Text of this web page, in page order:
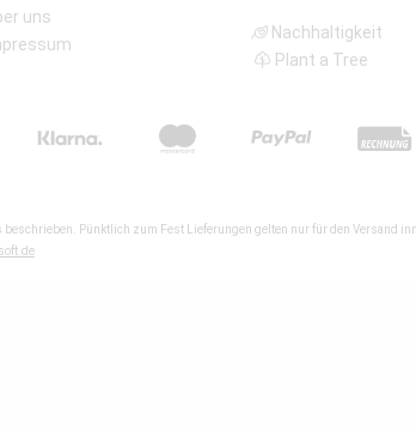
uns
Nachhaltigkeit
Plant a Tree
Pünktlich zum Fest Lieferungen gelten nur für den Versand